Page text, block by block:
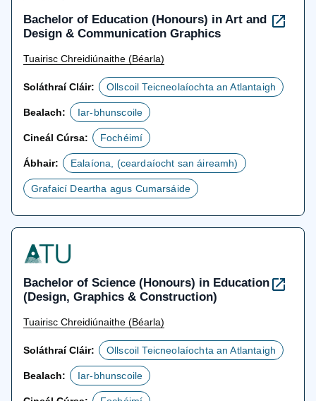
Bachelor of Education (Honours) in Art and
Design & Communication Graphics
Tuairisc Chreidiúnaithe (Béarla)
Soláthraí Cláir: Ollscoil Teicneolaíochta an Atlantaigh
Bealach: Iar-bhunscoile
Cineál Cúrsa: Fochéimí
Ábhair: Ealaíona, (ceardaíocht san áireamh)
Grafaicí Deartha agus Cumarsáide
Bachelor of Science (Honours) in Education
(Design, Graphics & Construction)
Tuairisc Chreidiúnaithe (Béarla)
Soláthraí Cláir: Ollscoil Teicneolaíochta an Atlantaigh
Bealach: Iar-bhunscoile